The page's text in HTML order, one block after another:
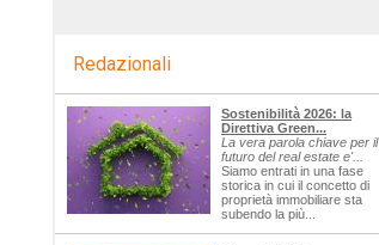
Redazionali
Sostenibilità 2026: la
Direttiva Green...
La vera parola chiave per il
futuro del real estate e'...
Siamo entrati in una fase
storica in cui il concetto di
proprietà immobiliare sta
subendo la più...